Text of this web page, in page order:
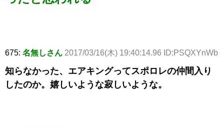
675: 名無しさん 2017/03/16(木) 19:40:14.96 ID:PSQXYnWb
知らなかった、エアキングってスポロレの仲間入り
したのか。嬉しいような寂しいような。